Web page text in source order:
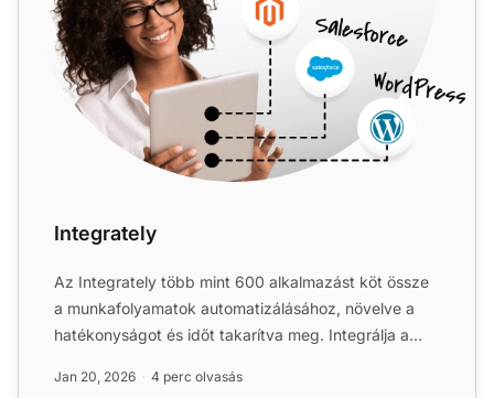
Integrately
Az Integrately több mint 600 alkalmazást köt össze
a munkafolyamatok automatizálásához, növelve a
hatékonyságot és időt takarítva meg. Integrálja a
Jan 20, 2026 4 perc olvasás